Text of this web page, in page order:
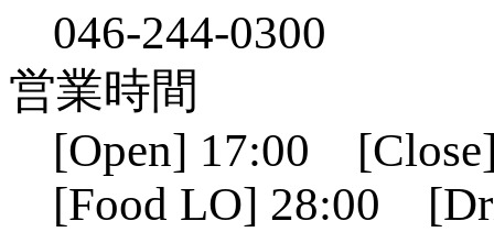
046-244-0300
営業時間
[Open] 17:00
[Food LO] 28:00